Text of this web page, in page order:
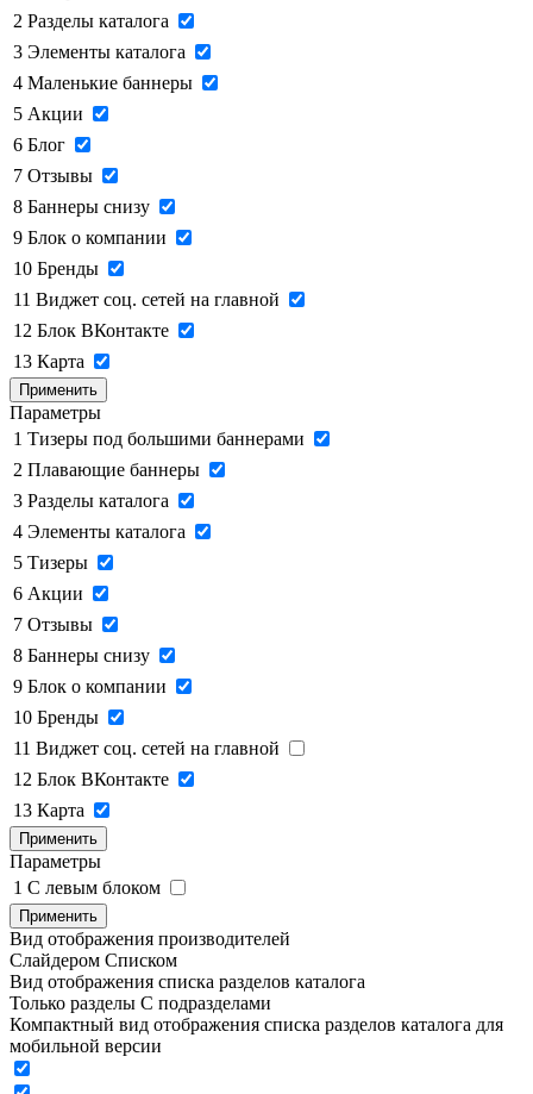
2 Разделы каталога
3 Элементы каталога
4 Маленькие баннеры
5 Акции
6 Блог
7 Отзывы
8 Баннеры снизу
9 Блок о компании
10 Бренды
11 Виджет соц. сетей на главной
12 Блок ВКонтакте
13 Карта
Применить
Параметры
1 Тизеры под большими баннерами
2 Плавающие баннеры
3 Разделы каталога
4 Элементы каталога
5 Тизеры
6 Акции
7 Отзывы
8 Баннеры снизу
9 Блок о компании
10 Бренды
11 Виджет соц. сетей на главной
12 Блок ВКонтакте
13 Карта
Применить
Параметры
1 C левым блоком
Применить
Вид отображения производителей
Слайдером Списком
Вид отображения списка разделов каталога
Только разделы С подразделами
Компактный вид отображения списка разделов каталога для
мобильной версии